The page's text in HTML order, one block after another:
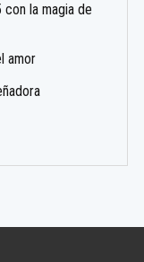
la magia de
amor